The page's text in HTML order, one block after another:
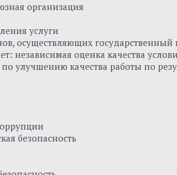
организация
услуги
осуществляющих
независимая оценка качества
улучшению качества работы по
безопасность